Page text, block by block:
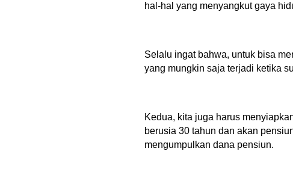
hal-hal yang menyangkut gaya
Selalu ingat bahwa, untuk bisa
yang mungkin saja terjadi ketika
Kedua, kita juga harus
berusia 30 tahun dan akan
mengumpulkan dana pensiun.